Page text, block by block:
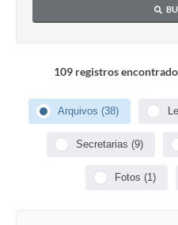
109 registros
Arquivos (38)
Secretarias (9)
Fotos (1)